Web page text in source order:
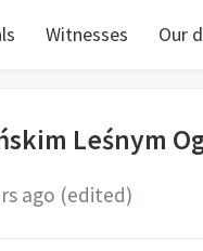
Witnesses Our
Leśnym
ago (edited)